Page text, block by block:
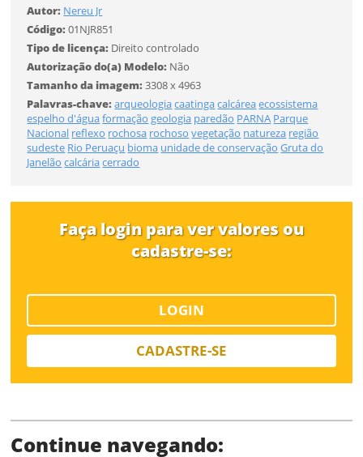
Autor: Nereu Jr
Código:01NJR851
Tipo de licença: Direito controlado
Autorização do(a) Modelo: Não
Tamanho da imagem:3308 x 4963
Palavras-chave:arqueologiacaatingacalcáreaecossistema
espelho d'águaformação geologia paredão PARNA Parque
Nacional reflexo rochosa rochoso vegetação natureza região
sudeste Rio Peruaçu bioma unidade de conservação Gruta do
Janelão calcáriacerrado
Faça login para ver valores ou
cadastre-se:
LOGIN
CADASTRE-SE
Continue navegando:
Limite de download